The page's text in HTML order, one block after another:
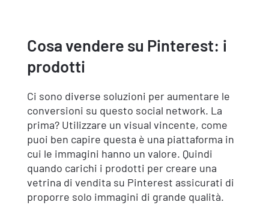
Cosa vendere su Pinterest: i
prodotti
Ci sono diverse soluzioni per aumentare le
conversioni su questo social network. La
prima? Utilizzare un visual vincente, come
puoi ben capire questa è una piattaforma in
cui le immagini hanno un valore. Quindi
quando carichi i prodotti per creare una
vetrina di vendita su Pinterest assicurati di
proporre solo immagini di grande qualità.